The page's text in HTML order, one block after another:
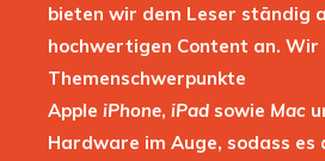
bieten wir dem Leser ständig
hochwertigen Content an.
Themenschwerpunkte
Apple iPhone, iPad sowie Mac
Hardware im Auge, sodass es